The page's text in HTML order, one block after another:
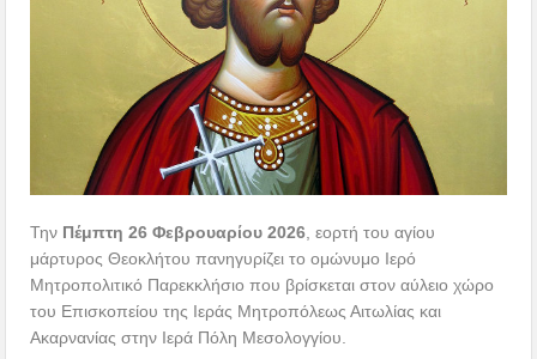
Την Πέμπτη 26 Φεβρουαρίου 2026 , εορτή του αγίου
μάρτυρος Θεοκλήτου πανηγυρίζει το ομώνυμο Ιερό
Μητροπολιτικό Παρεκκλήσιο που βρίσκεται στον αύλειο χώρο
του Επισκοπείου της Ιεράς Μητροπόλεως Αιτωλίας και
Ακαρνανίας στην Ιερά Πόλη Μεσολογγίου.